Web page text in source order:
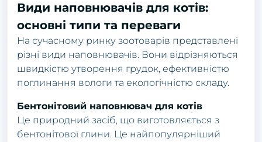
Види наповнювачів для котів:
основні типи та переваги
На сучасному ринку зоотоварів представлені
різні види наповнювачів. Вони відрізняються
швидкістю утворення грудок, ефективністю
поглинання вологи та екологічністю складу.
Бентонітовий наповнювач для котів
Це природний засіб, що виготовляється з
бентонітової глини. Це найпопулярніший